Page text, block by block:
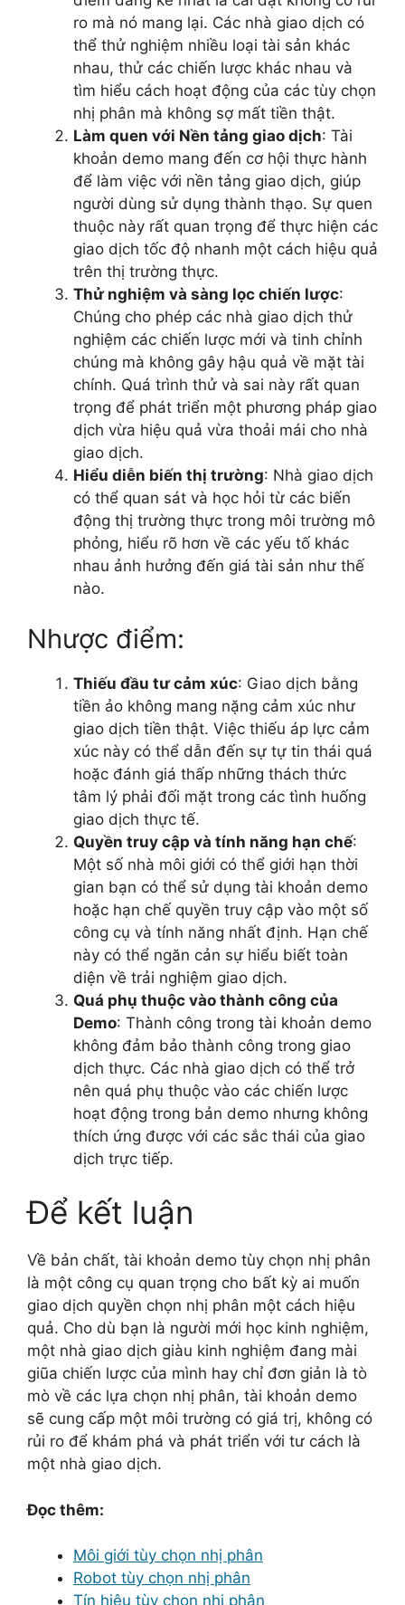
ro mà nó mang lại. Các nhà giao dịch có
thể thử nghiệm nhiều loại tài sản khác
nhau, thử các chiến lược khác nhau và
tìm hiểu cách hoạt động của các tùy chọn
nhị phân mà không sợ mất tiền thật.
Làm quen với Nền tảng giao dịch: Tài
khoản demo mang đến cơ hội thực hành
để làm việc với nền tảng giao dịch, giúp
người dùng sử dụng thành thạo. Sự quen
thuộc này rất quan trọng để thực hiện các
giao dịch tốc độ nhanh một cách hiệu quả
trên thị trường thực.
Thử nghiệm và sàng lọc chiến lược:
Chúng cho phép các nhà giao dịch thử
nghiệm các chiến lược mới và tinh chỉnh
chúng mà không gây hậu quả về mặt tài
chính. Quá trình thử và sai này rất quan
trọng để phát triển một phương pháp giao
dịch vừa hiệu quả vừa thoải mái cho nhà
giao dịch.
Hiểu diễn biến thị trường: Nhà giao dịch
có thể quan sát và học hỏi từ các biến
động thị trường thực trong môi trường mô
phỏng, hiểu rõ hơn về các yếu tố khác
nhau ảnh hưởng đến giá tài sản như thế
nào.
Nhược điểm:
Thiếu đầu tư cảm xúc: Giao dịch bằng
tiền ảo không mang nặng cảm xúc như
giao dịch tiền thật. Việc thiếu áp lực cảm
xúc này có thể dẫn đến sự tự tin thái quá
hoặc đánh giá thấp những thách thức
tâm lý phải đối mặt trong các tình huống
giao dịch thực tế.
Quyền truy cập và tính năng hạn chế:
Một số nhà môi giới có thể giới hạn thời
gian bạn có thể sử dụng tài khoản demo
hoặc hạn chế quyền truy cập vào một số
công cụ và tính năng nhất định. Hạn chế
này có thể ngăn cản sự hiểu biết toàn
diện về trải nghiệm giao dịch.
Quá phụ thuộc vào thành công của
Demo: Thành công trong tài khoản demo
không đảm bảo thành công trong giao
dịch thực. Các nhà giao dịch có thể trở
nên quá phụ thuộc vào các chiến lược
hoạt động trong bản demo nhưng không
thích ứng được với các sắc thái của giao
dịch trực tiếp.
Để kết luận
Về bản chất, tài khoản demo tùy chọn nhị phân
là một công cụ quan trọng cho bất kỳ ai muốn
giao dịch quyền chọn nhị phân một cách hiệu
quả. Cho dù bạn là người mới học kinh nghiệm,
một nhà giao dịch giàu kinh nghiệm đang mài
giũa chiến lược của mình hay chỉ đơn giản là tò
mò về các lựa chọn nhị phân, tài khoản demo
sẽ cung cấp một môi trường có giá trị, không có
rủi ro để khám phá và phát triển với tư cách là
một nhà giao dịch.
Đọc thêm:
Môi giới tùy chọn nhị phân
Robot tùy chọn nhị phân
Tín hiệu tùy chọn nhị phân